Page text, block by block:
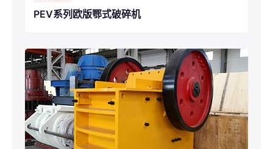
PEV系列欧版鄂式破碎机